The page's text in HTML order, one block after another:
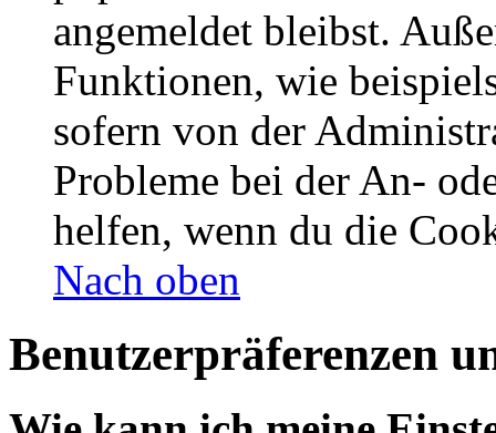
angemeldet bleibst.
Funktionen, wie
sofern von der
Probleme bei der An-
helfen, wenn du die
Nach oben
Benutzerpräferenzen